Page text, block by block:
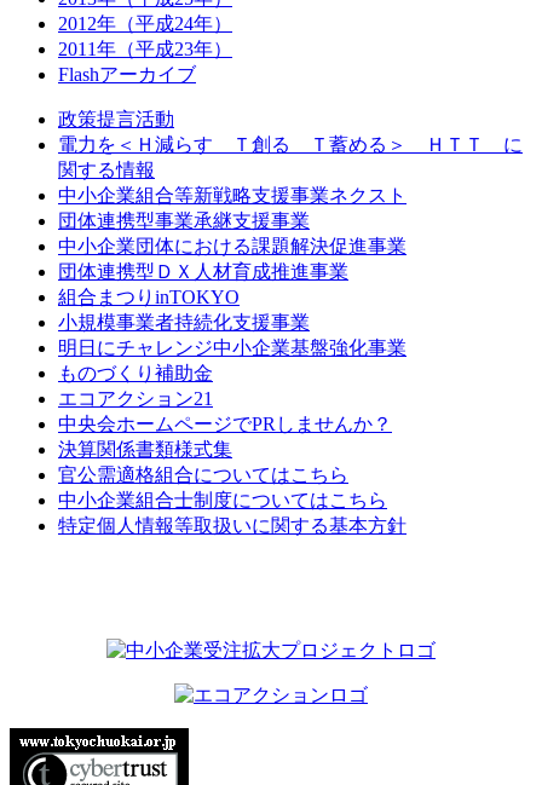
2012年（平成24年）
2011年（平成23年）
Flashアーカイブ
政策提言活動
電力を＜Ｈ減らす Ｔ創る Ｔ蓄める＞ ＨＴＴ に
関する情報
中小企業組合等新戦略支援事業ネクスト
団体連携型事業承継支援事業
中小企業団体における課題解決促進事業
団体連携型ＤＸ人材育成推進事業
組合まつりinTOKYO
小規模事業者持続化支援事業
明日にチャレンジ中小企業基盤強化事業
ものづくり補助金
エコアクション21
中央会ホームページでPRしませんか？
決算関係書類様式集
官公需適格組合についてはこちら
中小企業組合士制度についてはこちら
特定個人情報等取扱いに関する基本方針